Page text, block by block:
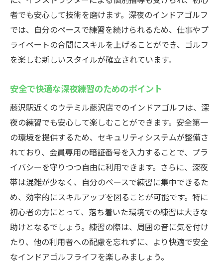
者でも安心して技術を磨けます。深夜のインドアゴルフ
では、自分のペースで練習を続けられるため、仕事やプ
ライベートの合間にスキルを上げることができ、ゴルフ
を楽しむ新しいスタイルが確立されています。
安全で快適な深夜練習のためのポイント
藤沢駅近くのウテミル藤沢店でのインドアゴルフは、深
夜の練習でも安心して楽しむことができます。安全第一
の環境を提供するため、セキュリティシステムが整備さ
れており、会員専用の暗証番号を入力することで、プラ
イバシーを守りつつ自由に利用できます。さらに、深夜
帯は混雑が少なく、自分のペースで練習に集中できるた
め、効率的にスキルアップを図ることが可能です。特に
初心者の方にとって、落ち着いた環境での練習は大きな
助けとなるでしょう。練習の際は、周囲の音に気を付け
たり、他の利用者への配慮を忘れずに、より快適で安全
なインドアゴルフライフを楽しみましょう。